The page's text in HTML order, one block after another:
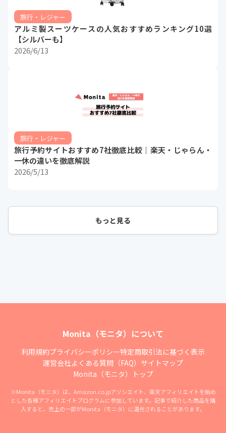
旅行・レジャー
アルミ製スーツケースの人気おすすめランキング10選
【シルバーも】
2026/6/13
旅行・レジャー
旅行予約サイトおすすめ7社徹底比較｜楽天・じゃらん・
一休の違いを徹底解説
2026/5/13
もっと見る
Monita（モニタ）について
利用規約プライバシーポリシー特定商取引法に基づく表示
運営会社よくある質問（FAQ） サイトマップ
Monita（モニタ）トップ
※Monita（モニタ）は、Amazon.co.jpアソシエイト、楽天アフィリエイトを始め
とした各種アフィリエイトプログラムに参加しています。記事で紹介した商品を購
入すると、売上の一部がMonita（モニタ）に還元されることがあります。